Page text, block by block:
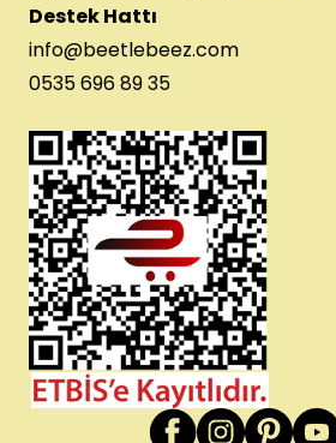
Destek Hattı
info@beetlebeez.com
0535 696 89 35